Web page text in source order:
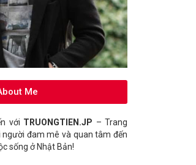
Me
với TRUONGTIEN.JP – Trang
đam mê và quan tâm đến
sống ở Nhật Bản!